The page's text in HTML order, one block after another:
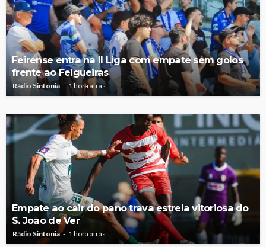
Feirense entra na II Liga com empate sem golos
frente ao Felgueiras
Rádio Sintonia 1 hora atrás
Empate ao cair do pano trava estreia vitoriosa do
S. João de Ver
Rádio Sintonia 1 hora atrás